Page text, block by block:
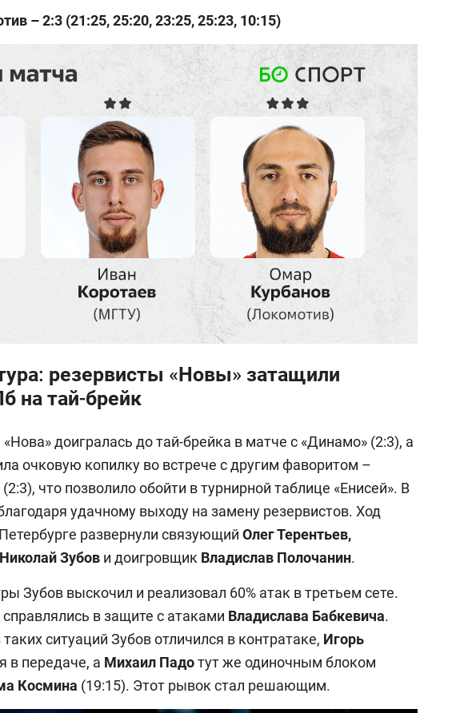
– 2:3 (21:25, 25:20, 23:25, 25:23, 10:15)
резервисты «Новы» затащили
на тай-брейк
доигралась до тай-брейка в матче с «Динамо» (2:3), а
очковую копилку во встрече с другим фаворитом –
что позволило обойти в турнирной таблице «Енисей». В
удачному выходу на замену резервистов. Ход
развернули связующий Олег Терентьев,
Николай Зубов и доигровщик Владислав Полочанин.
Зубов выскочил и реализовал 60% атак в третьем сете.
в защите с атаками Владислава Бабкевича.
ситуаций Зубов отличился в контратаке, Игорь
в передаче, а Михаил Падотут же одиночным блоком
Космина (19:15). Этот рывок стал решающим.